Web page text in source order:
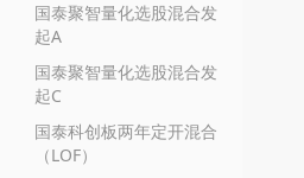
国泰聚智量化选股混合发
起A
国泰聚智量化选股混合发
起C
国泰科创板两年定开混合
（LOF）